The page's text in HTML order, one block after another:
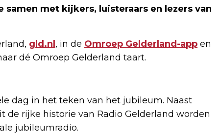
met kijkers, luisteraars en lezers van
gld.nl , in de Omroep Gelderland-app en
dé Omroep Gelderland taart.
dag in het teken van het jubileum. Naast
rijke historie van Radio Gelderland worden
jubileumradio.